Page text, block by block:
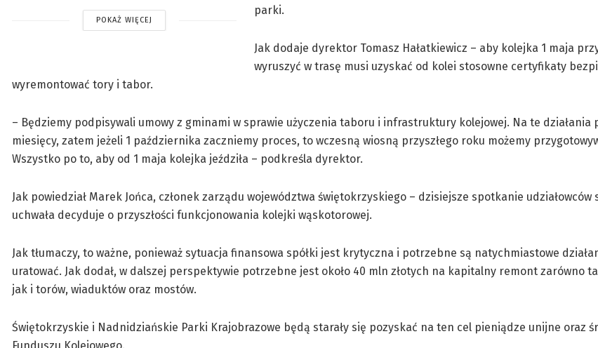
POKAŻ WIĘCEJ
parki.
Jak dodaje dyrektor Tomasz Hałatkiewicz – aby kolejka 1 maja
wyruszyć w trasę musi uzyskać od kolei stosowne certyfikaty
wyremontować tory i tabor.
– Będziemy podpisywali umowy z gminami w sprawie użyczenia taboru i infrastruktury kolejowej. Na te działania
miesięcy, zatem jeżeli 1 października zaczniemy proces, to wczesną wiosną przyszłego roku możemy
Wszystko po to, aby od 1 maja kolejka jeździła – podkreśla dyrektor.
Jak powiedział Marek Jońca, członek zarządu województwa świętokrzyskiego – dzisiejsze spotkanie udziałowców
uchwała decyduje o przyszłości funkcjonowania kolejki wąskotorowej.
Jak tłumaczy, to ważne, ponieważ sytuacja finansowa spółki jest krytyczna i potrzebne są natychmiastowe
uratować. Jak dodał, w dalszej perspektywie potrzebne jest około 40 mln złotych na kapitalny remont zarówno
jak i torów, wiaduktów oraz mostów.
Świętokrzyskie i Nadnidziańskie Parki Krajobrazowe będą starały się pozyskać na ten cel pieniądze unijne oraz